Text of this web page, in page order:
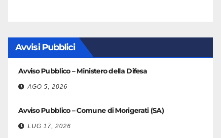
Avvisi Pubblici
Avviso Pubblico – Ministero della Difesa
AGO 5, 2026
Avviso Pubblico – Comune di Morigerati (SA)
LUG 17, 2026